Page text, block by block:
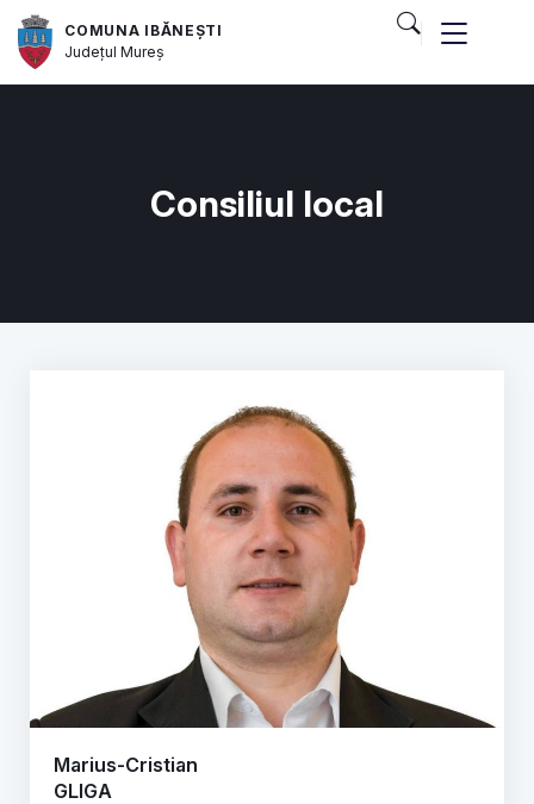
COMUNA IBĂNEȘTI
JudețulMureș
Consiliul local
Marius-Cristian
GLIGA